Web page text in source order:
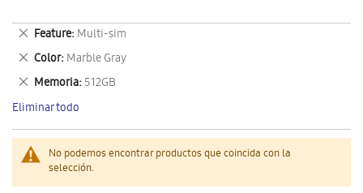
No podemos encontrar productos que coincida con la
selección.
Feature Multi-sim
Eliminar
este
artículo
Color Marble Gray
Eliminar
este
artículo
Memoria 512GB
Eliminar
este
artículo
Eliminar todo